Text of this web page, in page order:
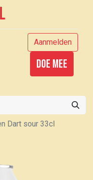
Aanmelden
Doe mee
Dart sour 33cl